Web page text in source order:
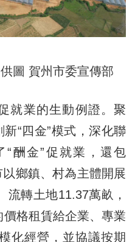
賀州市委宣傳部
業的生動例證。聚
“四金”模式，深化聯
“酬金”促就業，還包
以鄉鎮、村為主體開展
流轉土地11.37萬畝，
格租賃給企業、專業
化經營，並協議按期